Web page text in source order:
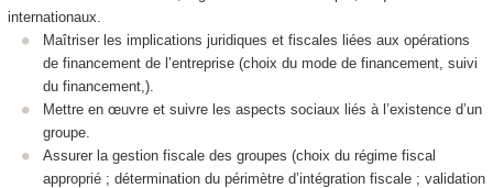
internationaux.
Maîtriser les implications juridiques et fiscales liées aux opérations
de financement de l’entreprise (choix du mode de financement, suivi
du financement,).
Mettre en œuvre et suivre les aspects sociaux liés à l’existence d’un
groupe.
Assurer la gestion fiscale des groupes (choix du régime fiscal
approprié ; détermination du périmètre d’intégration fiscale ; validation